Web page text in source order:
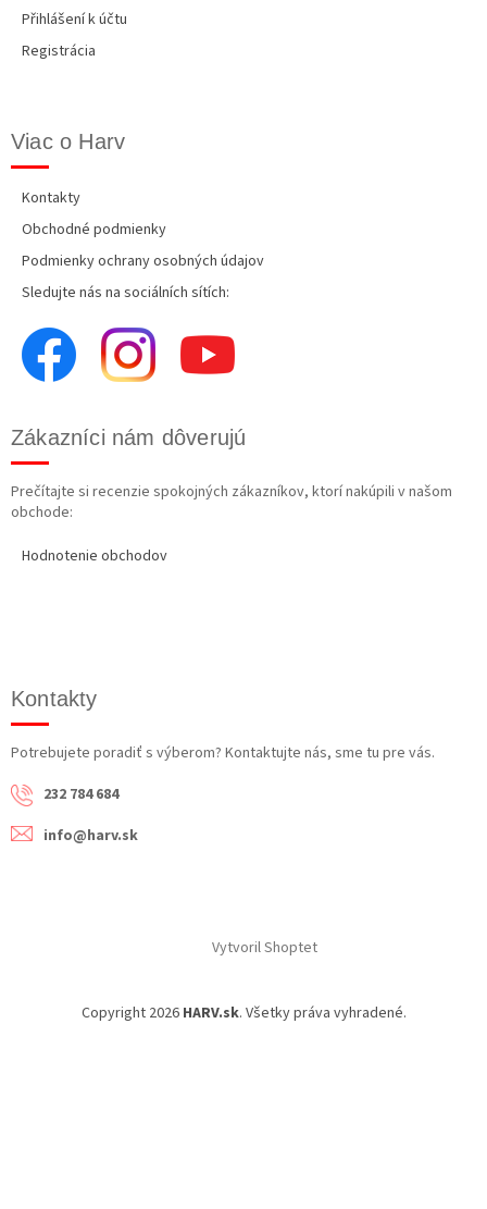
Přihlášení k účtu
Registrácia
Viac o Harv
Kontakty
Obchodné podmienky
Podmienky ochrany osobných údajov
Sledujte nás na sociálních sítích:
Zákazníci nám dôverujú
Prečítajte si recenzie spokojných zákazníkov, ktorí nakúpili v našom
obchode:
Hodnotenie obchodov
Kontakty
Potrebujete poradiť s výberom? Kontaktujte nás, sme tu pre vás.
232 784 684
info@harv.sk
Vytvoril Shoptet
Copyright 2026 HARV.sk. Všetky práva vyhradené.